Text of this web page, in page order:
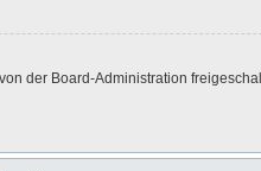
der Board-Administration